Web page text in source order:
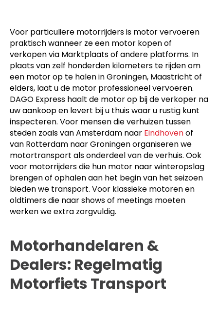
Voor particuliere motorrijders is motor vervoeren
praktisch wanneer ze een motor kopen of
verkopen via Marktplaats of andere platforms. In
plaats van zelf honderden kilometers te rijden om
een motor op te halen in Groningen, Maastricht of
elders, laat u de motor professioneel vervoeren.
DAGO Express haalt de motor op bij de verkoper na
uw aankoop en levert bij u thuis waar u rustig kunt
inspecteren. Voor mensen die verhuizen tussen
steden zoals van Amsterdam naar Eindhovenof
van Rotterdam naar Groningen organiseren we
motortransport als onderdeel van de verhuis. Ook
voor motorrijders die hun motor naar winteropslag
brengen of ophalen aan het begin van het seizoen
bieden we transport. Voor klassieke motoren en
oldtimers die naar shows of meetings moeten
werken we extra zorgvuldig.
Motorhandelaren &
Dealers: Regelmatig
Motorfiets Transport